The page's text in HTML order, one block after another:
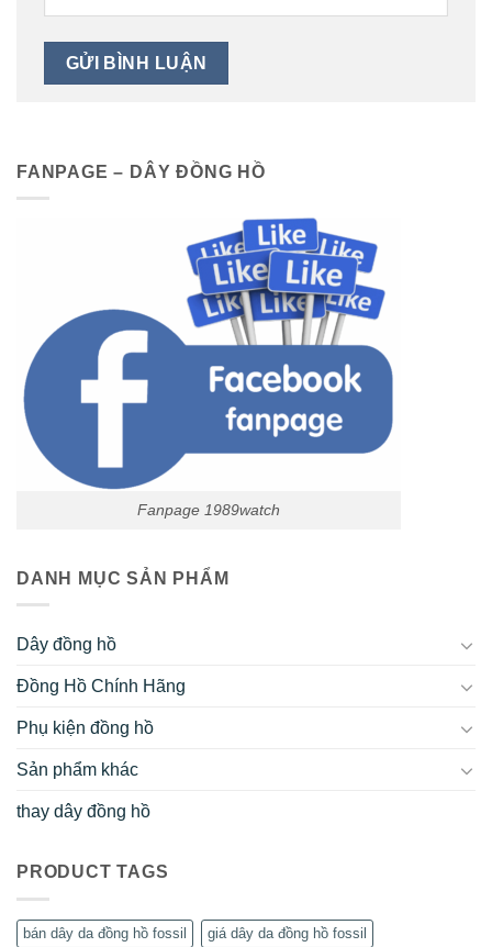
FANPAGE – DÂY ĐỒNG HỒ
Fanpage 1989watch
DANH MỤC SẢN PHẨM
Dây đồng hồ
Đồng Hồ Chính Hãng
Phụ kiện đồng hồ
Sản phẩm khác
thay dây đồng hồ
PRODUCT TAGS
bán dây da đồng hồ fossil giá dây da đồng hồ fossil